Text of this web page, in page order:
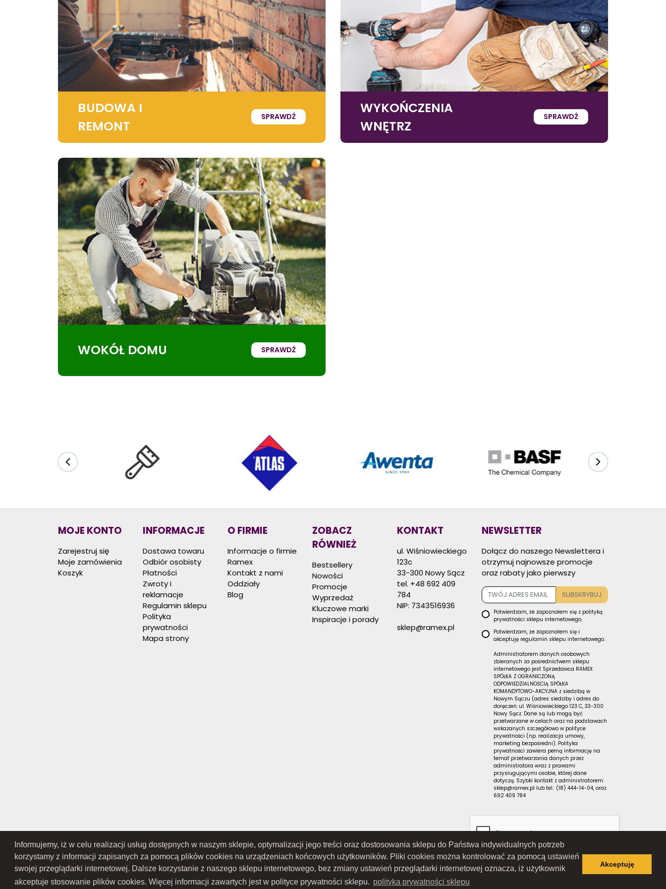
Informujemy, iż w celu realizacji usług dostępnych w naszym sklepie, optymalizacji jego treści oraz dostosowania sklepu do Państwa indywidualnych potrzeb
korzystamy z informacji zapisanych za pomocą plików cookies na urządzeniach końcowych użytkowników. Pliki cookies można kontrolować za pomocą ustawień
swojej przeglądarki internetowej. Dalsze korzystanie z naszego sklepu internetowego, bez zmiany ustawień przeglądarki internetowej oznacza, iż użytkownik
akceptuje stosowanie plików cookies. Więcej informacji zawartych jest w polityce prywatności sklepu. polityka prywatności sklepu
Akceptuję
BUDOWA I
REMONT
SPRAWDŹ
WYKOŃCZENIA
WNĘTRZ
SPRAWDŹ
WOKÓŁ DOMU SPRAWDŹ
MOJE KONTO
Zarejestruj się
Moje zamówienia
Koszyk
INFORMACJE
Dostawa towaru
Odbiór osobisty
Płatności
Zwroty i
reklamacje
Regulamin sklepu
Polityka
prywatności
Mapa strony
O FIRMIE
Informacje o firmie
Ramex
Kontakt z nami
Oddziały
Blog
ZOBACZ
RÓWNIEŻ
Bestsellery
Nowości
Promocje
Wyprzedaż
Kluczowe marki
Inspiracje i porady
KONTAKT
ul. Wiśniowieckiego
123c
33-300 Nowy Sącz
tel. +48 692 409
784
NIP: 7343516936
sklep@ramex.pl
NEWSLETTER
Dołącz do naszego Newslettera i
otrzymuj najnowsze promocje
oraz rabaty jako pierwszy
SUBSKRYBUJ
Potwierdzam, że zapoznałem się z polityką
prywatności sklepu internetowego.
Potwierdzam, że zapoznałem się i
akceptuję regulamin sklepu internetowego.
Administratorem danych osobowych
zbieranych za pośrednictwem sklepu
internetowego jest Sprzedawca RAMEX
SPÓŁKA Z OGRANICZONĄ
ODPOWIEDZIALNOŚCIĄ SPÓŁKA
KOMANDYTOWO-AKCYJNA z siedzibą w
Nowym Sączu (adres siedziby i adres do
doręczeń: ul. Wiśniowieckiego 123 C, 33-300
Nowy Sącz. Dane są lub mogą być
przetwarzane w celach oraz na podstawach
wskazanych szczegółowo w polityce
prywatności (np. realizacja umowy,
marketing bezpośredni). Polityka
prywatności zawiera pełną informację na
temat przetwarzania danych przez
administratora wraz z prawami
przysługującymi osobie, której dane
dotyczą. Szybki kontakt z administratorem:
sklep@ramex.pl lub tel.: (18) 444-14-04, oraz
692 409 784
RAMEX SPÓŁKA Z OGRANICZONĄ ODPOWIEDZIALNOŚCIĄ SPÓŁKA KOMANDYTOWO-AKCYJNA z siedzibą w Nowym Sączu (adres siedziby i adres do doręczeń: ul. Wiśniowieckiego 123 C, 33-300 Nowy Sącz); wpisana do Rejestru
Przedsiębiorców Krajowego Rejestru Sądowego pod numerem KRS 0000434051; sąd rejestrowy, w którym przechowywana jest dokumentacja spółki: Sąd Rejonowy dla Krakowa-Śródmieścia w Krakowie, XII Wydział
Gospodarczy Krajowego Rejestru Sądowego; kapitał zakładowy w wysokości: 10 050 000 zł, w całości opłacony; NIP: 7343516936; REGON: 122671197